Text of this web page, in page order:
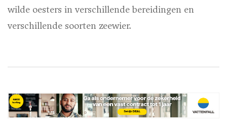
wilde oesters in verschillende bereidingen en
verschillende soorten zeewier.